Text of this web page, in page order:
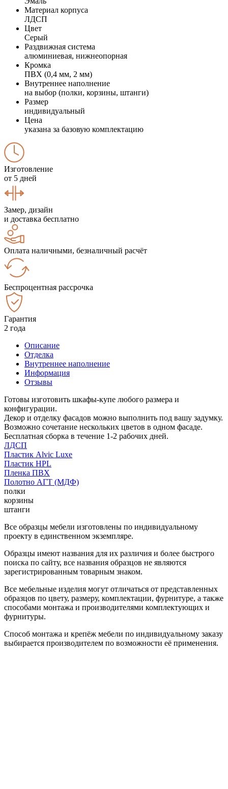
Материал корпуса
ЛДСП
Цвет
Серый
Раздвижная система
алюминиевая, нижнеопорная
Кромка
ПВХ (0,4 мм, 2 мм)
Внутреннее наполнение
на выбор (полки, корзины, штанги)
Размер
индивидуальный
Цена
указана за базовую комплектацию
Изготовление
от 5 дней
Замер, дизайн
и доставка бесплатно
Оплата наличными, безналичный расчёт
Беспроцентная рассрочка
Гарантия
2 года
Описание
Отделка
Внутреннее наполнение
Информация
Отзывы
Готовы изготовить шкафы-купе любого размера и
конфигурации.
Декор и отделку фасадов можно выполнить под вашу задумку.
Возможно сочетание нескольких цветов в одном фасаде.
Бесплатная сборка в течение 1-2 рабочих дней.
ЛДСП
Пластик Alvic Luxe
Пластик HPL
Пленка ПВХ
Полотно АГТ (МДФ)
полки
корзины
штанги
Все образцы мебели изготовлены по индивидуальному
проекту в единственном экземпляре.
Образцы имеют названия для их различия и более быстрого
поиска по сайту, все названия образцов не являются
зарегистрированным товарным знаком.
Все мебельные изделия могут отличаться от представленных
образцов по цвету, размеру, комплектации, фурнитуре, а также
способами монтажа и производителями комплектующих и
фурнитуры.
Способ монтажа и крепёж мебели по индивидуальному заказу
выбирается производителем по возможности её применения.